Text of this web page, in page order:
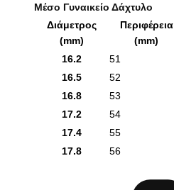
Μέσο Γυναικείο Δάχτυλο
Διάμετρος
(mm)
Περιφέρεια
(mm)
16.2
51
16.5
52
16.8
53
17.2
54
17.4
55
17.8
56